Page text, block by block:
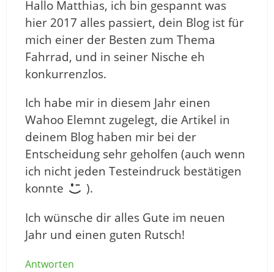
Hallo Matthias, ich bin gespannt was
hier 2017 alles passiert, dein Blog ist für
mich einer der Besten zum Thema
Fahrrad, und in seiner Nische eh
konkurrenzlos.
Ich habe mir in diesem Jahr einen
Wahoo Elemnt zugelegt, die Artikel in
deinem Blog haben mir bei der
Entscheidung sehr geholfen (auch wenn
ich nicht jeden Testeindruck bestätigen
konnte
).
Ich wünsche dir alles Gute im neuen
Jahr und einen guten Rutsch!
Antworten